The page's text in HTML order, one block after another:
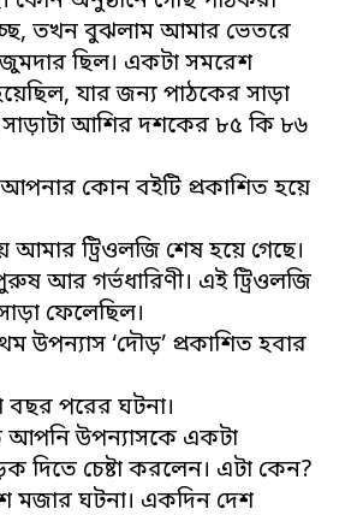
তখন বুঝলাম আমার ভেতরে
ছিল। একটা সমরেশ
যার জন্য পাঠকের সাড়া
সাড়াটা আশির দশকের ৮৫ কি ৮৬
কোন বইটি প্রকাশিত হয়ে
ট্রিওলজি শেষ হয়ে গেছে।
আর গর্ভধারিণী। এই ট্রিওলজি
ফেলেছিল।
উপন্যাস ‘দৌড়’ প্রকাশিত হবার
বছর পরের ঘটনা।
আপনি উপন্যাসকে একটা
দিতে চেষ্টা করলেন। এটা কেন?
মজার ঘটনা। একদিন দেশ